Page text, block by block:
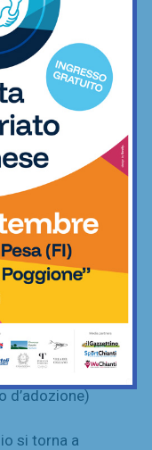
ottobre torna a
con le
del mondo
decima edizione
presenza
anni
torna a
la storica
di Siena
di bici-gravel
fiorentino
mai mancato
Daud Khan,
d’adozione)
si torna a